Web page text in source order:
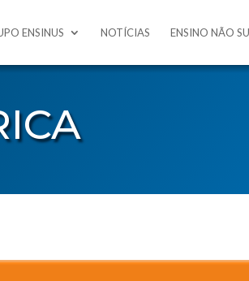
ENSINUS NOTÍCIAS ENSINO NÃO